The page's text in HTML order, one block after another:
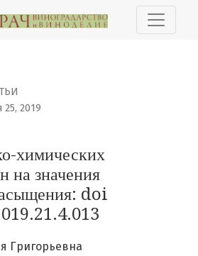
показателей вин на
химических
на значения
doi
2019
Григорьевна